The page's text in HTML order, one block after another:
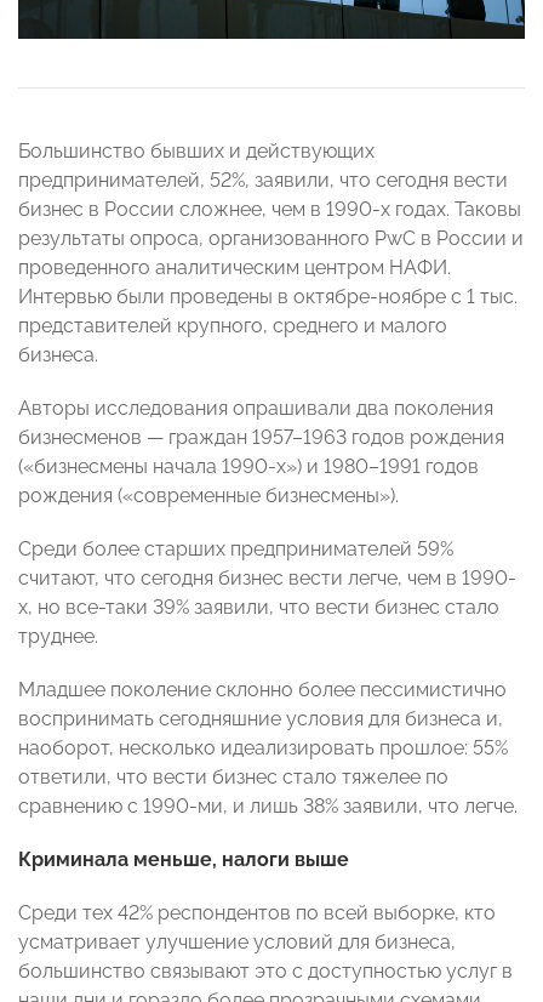
Большинство бывших и действующих
предпринимателей, 52%, заявили, что сегодня вести
бизнес в России сложнее, чем в 1990-х годах. Таковы
результаты опроса, организованного PwC в России и
проведенного аналитическим центром НАФИ.
Интервью были проведены в октябре-ноябре с 1 тыс.
представителей крупного, среднего и малого
бизнеса.
Авторы исследования опрашивали два поколения
бизнесменов — граждан 1957–1963 годов рождения
(«бизнесмены начала 1990-х») и 1980–1991 годов
рождения («современные бизнесмены»).
Среди более старших предпринимателей 59%
считают, что сегодня бизнес вести легче, чем в 1990-
х, но все-таки 39% заявили, что вести бизнес стало
труднее.
Младшее поколение склонно более пессимистично
воспринимать сегодняшние условия для бизнеса и,
наоборот, несколько идеализировать прошлое: 55%
ответили, что вести бизнес стало тяжелее по
сравнению с 1990-ми, и лишь 38% заявили, что легче.
Криминала меньше, налоги выше
Среди тех 42% респондентов по всей выборке, кто
усматривает улучшение условий для бизнеса,
большинство связывают это с доступностью услуг в